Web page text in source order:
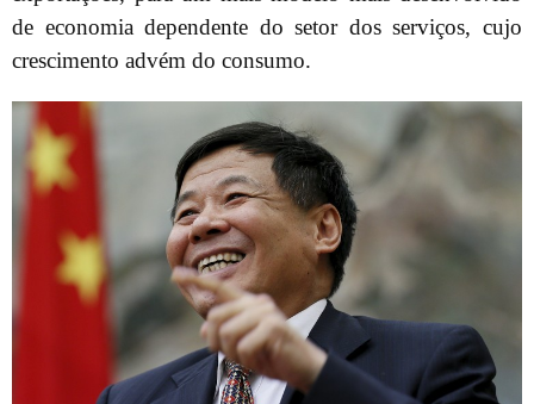
de economia dependente do setor dos serviços, cujo
crescimento advém do consumo.